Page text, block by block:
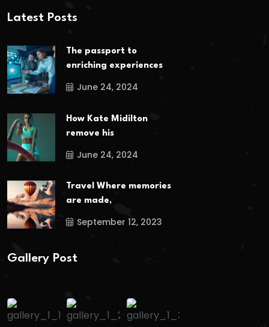
Latest Posts
The passport to
enriching experiences
June 24, 2024
How Kate Midilton
remove his
June 24, 2024
Travel Where memories
are made,
September 12, 2023
Gallery Post